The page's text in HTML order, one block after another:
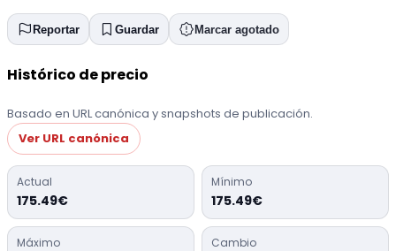
Reportar Guardar Marcar agotado
Histórico de precio
Basado en URL canónica y snapshots de publicación.
Ver URL canónica
Actual
175.49€
Mínimo
175.49€
Máximo Cambio